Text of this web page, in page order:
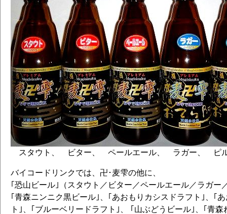
スタウト、 ビター、 ペールエール、 ラガー、 ピ
バイコードリンクでは、卍･麦雫の他に、
｢恐山ビール｣（スタウト／ビター／ペールエール／ラガー
｢青森ニンニク黒ビール｣、｢あおもりカシスドラフト｣、｢
ト｣、｢ブルーベリードラフト｣、 ｢山ぶどうビール｣、｢青